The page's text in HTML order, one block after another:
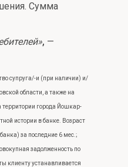
Сумма
, —
супруга/-и (при наличии) и/
области, а также на
города Йошкар-
истории в банке. Возраст
за последние 6 мес.;
задолженность по
клиенту устанавливается